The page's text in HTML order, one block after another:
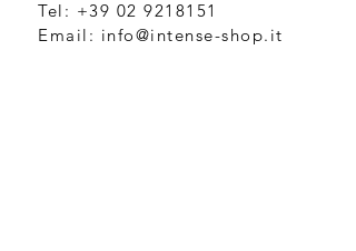
Tel: +39 02 9218151
Email: info@intense-shop.it